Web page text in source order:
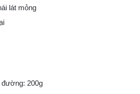
lát mỏng
200g